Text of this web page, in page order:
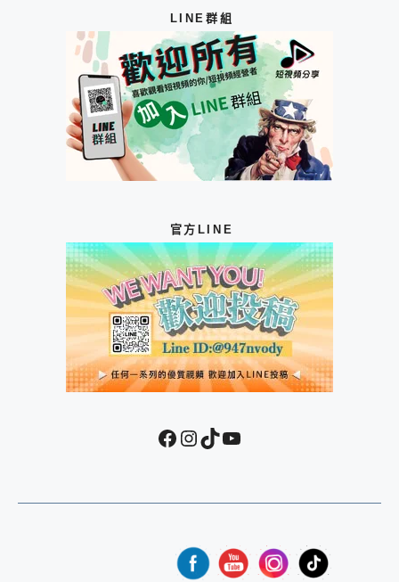
LINE群組
官方LINE
Facebook
Instagram
TikTokYouTube